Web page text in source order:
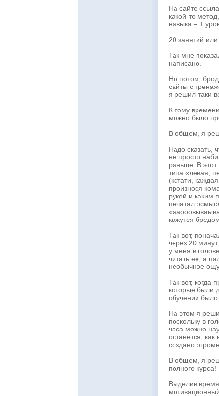
На сайте
какой-то
навыка – 1
20 занятий
Так мне
написано.
Но потом,
сайты с
я решил-таки
К тому
можно было
В общем, я
Надо сказать,
не просто
раньше. В
типа «левая,
(кстати,
произнося
рукой и каким
печатал
кажутся
Так вот,
через 20
у меня в
читать ее, а
необычное
Так вот, когда
которые были
обучении было
На этом я
поскольку в
часа можно
останется, как
создано
В общем, я
полного курса!
Выделив время